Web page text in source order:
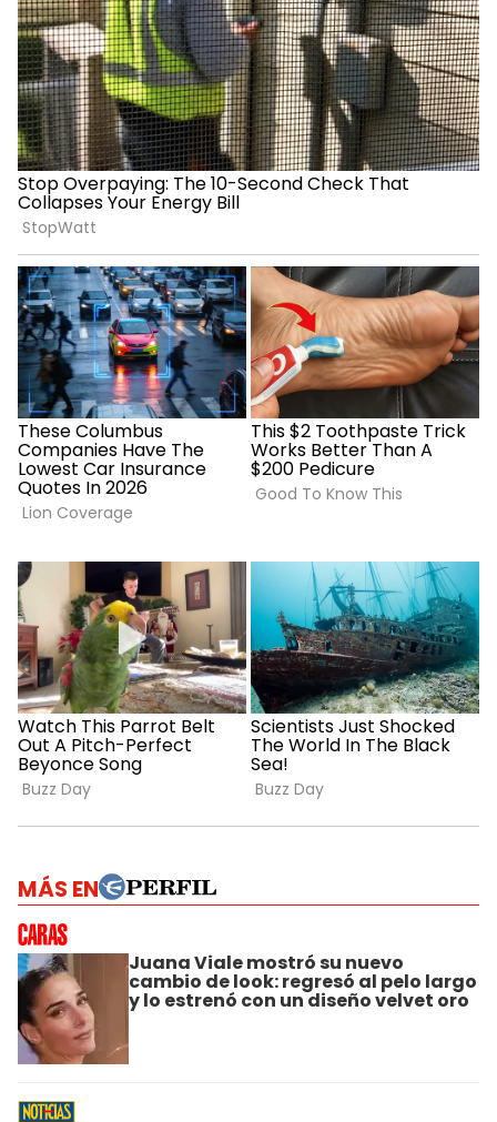
MÁS EN
Juana Viale mostró su nuevo
cambio de look: regresó al pelo largo
y lo estrenó con un diseño velvet oro